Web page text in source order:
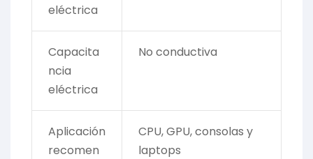
eléctrica
Capacita
ncia
eléctrica
No conductiva
Aplicación
recomen
CPU, GPU, consolas y
laptops